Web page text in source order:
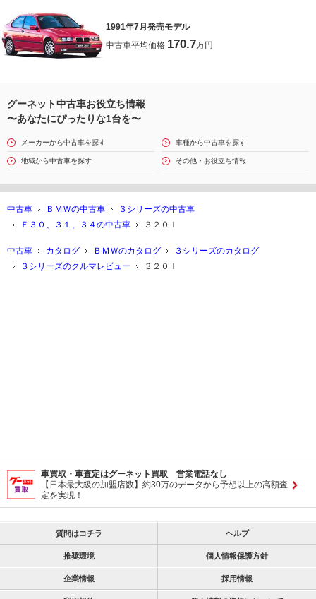
1991年7月発売モデル
中古車平均価格 170.7万円
グーネット中古車お役立ち情報
〜あなたにぴったりな1台を〜
メーカーから中古車を探す 車種から中古車を探す
地域から中古車を探す その他・お役立ち情報
中古車 ＢＭＷの中古車
３シリーズの中古車
Ｆ３０、３１、３４の中古車
３２０Ｉ
中古車 カタログ ＢＭＷのカタログ
３シリーズのカタログ
３シリーズのクルマレビュー
３２０Ｉ
車買取・車査定はグーネット買取 営業電話なし
【日本最大級の加盟店数】約30万のデータから予想以上の高額査
定を実現！
質問はコチラ ヘルプ
推奨環境 個人情報保護方針
企業情報 採用情報